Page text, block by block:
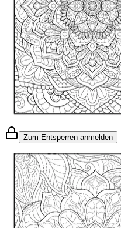
Zum Entsperren anmelden